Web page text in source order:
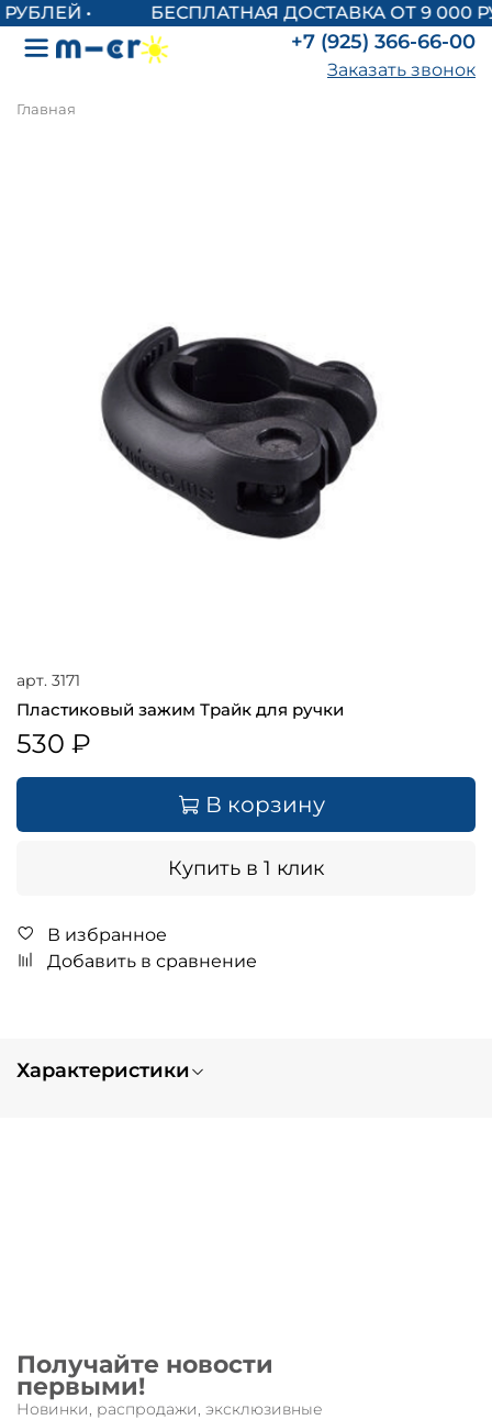
БЕСПЛАТНАЯ ДОСТАВКА ОТ 9 000
+7 (925) 366-66-00
Заказать звонок
Главная
арт. 3171
Пластиковый зажим Трайк для ручки
530 ₽
В корзину
Купить в 1 клик
В избранное
Добавить в сравнение
Характеристики
Получайте новости
первыми!
Новинки, распродажи, эксклюзивные